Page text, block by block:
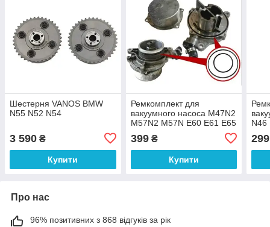
Шестерня VANOS BMW
N55 N52 N54
3 590 ₴
Купити
Ремкомплект для
вакуумного насоса M47N2
M57N2 M57N E60 E61 E65
399₴
Купити
N46
299
Про нас
96% позитивних з 868 відгуків за рік